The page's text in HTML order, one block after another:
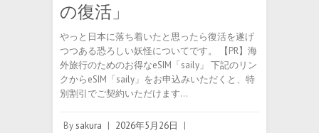
の復活」
やっと日本に落ち着いたと思ったら復活を遂げ
つつある恐ろしい妖怪についてです。 【PR】海
外旅行のためのお得なeSIM「saily」 下記のリン
クからeSIM「saily」をお申込みいただくと、特
別割引でご契約いただけます…
Bysakura | 2026年5月26日
|